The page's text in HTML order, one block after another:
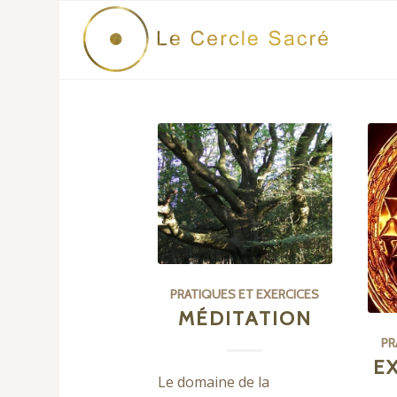
PRATIQUES ET EXERCICES
MÉDITATION
Le domaine de la